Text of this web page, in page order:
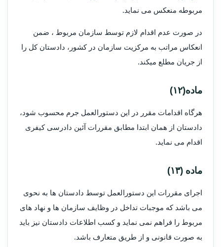
مربوطه منعکس می نماید.
در صورت عدم اقدام لازم توسط سازمان مربوط ، ضمن
انعکاس مراتب به مرکزیت سازمان در کشور، دادستان کل را
از جریان مطلع میکند.
ماده(۱۲)
هرگاه اقدامات مقرر در این دستورالعمل جرم محسوب شود،
دادستان از همان ابتدا مطابق مقررات آئین دادرسی کیفری
اقدام می نماید.
ماده (۱۳)
اجرای مقررات این دستورالعمل توسط دادستان ها به نحوی
می باشد که موجبات تداخل در وظایف سازمان ها و نهاد های
مربوط را فراهم نمی نماید و کسب اطلاعات دادستان نیز باید
به صورت قانونی و از طریق متعارف باشد.